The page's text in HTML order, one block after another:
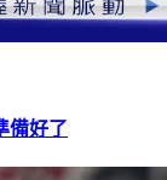
備好了